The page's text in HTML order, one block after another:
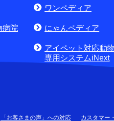
ワンペディア
病院 にゃんペディア
アイペット対応動
専用システムiNext
「お客さまの声」への対応 カスタマー